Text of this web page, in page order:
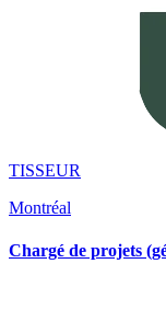
TISSEUR
Montréal
Chargé de projets